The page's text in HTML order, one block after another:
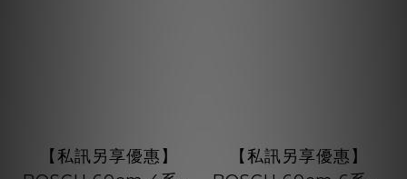
【私訊另享優惠】
【私訊另享優惠】